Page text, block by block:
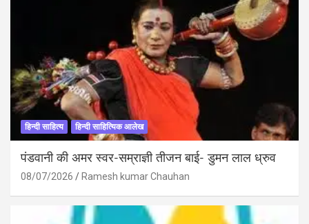
हिन्दी साहित्य हिन्दी साहित्यिक आलेख
पंडवानी की अमर स्वर-सम्राज्ञी तीजन बाई- डुमन लाल ध्रुव
08/07/2026 Ramesh kumar Chauhan